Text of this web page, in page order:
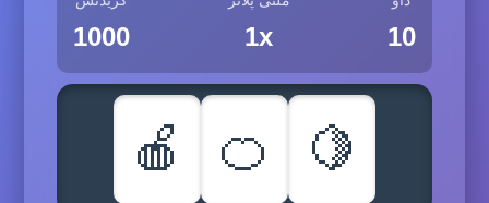
1000 1x 10
🍎 🍊 🍋